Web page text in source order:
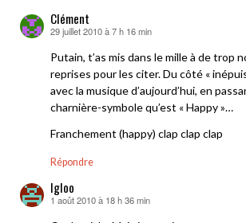
Clément
dit :
29 juillet 2010 à 7 h 16 min
Putain, t’as mis dans le mille à de trop
reprises pour les citer. Du côté «
avec la musique d’aujourd’hui, en
charnière-symbole qu’est « Happy »…
Franchement (happy) clap clap clap
Répondre
Igloo
dit :
1 août 2010 à 18 h 36 min